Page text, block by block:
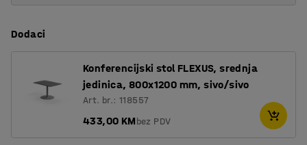
Dodaci
Konferencijski stol FLEXUS, srednja
jedinica, 800x1200 mm, sivo/sivo
Art. br.: 118557
433,00 KMbez PDV